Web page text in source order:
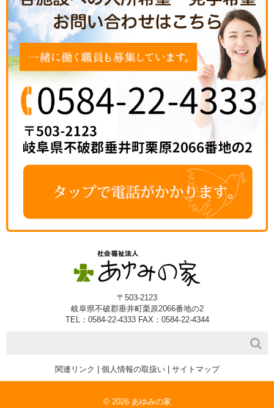
〒503-2123
岐阜県不破郡垂井町栗原2066番地の2
TEL：0584-22-4333 FAX：0584-22-4344
関連リンク 個人情報の取扱い| サイトマップ
© 2026 あゆみの家